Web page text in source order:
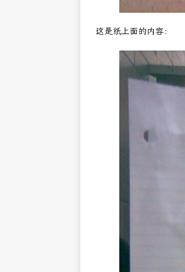
这是纸上面的内容：